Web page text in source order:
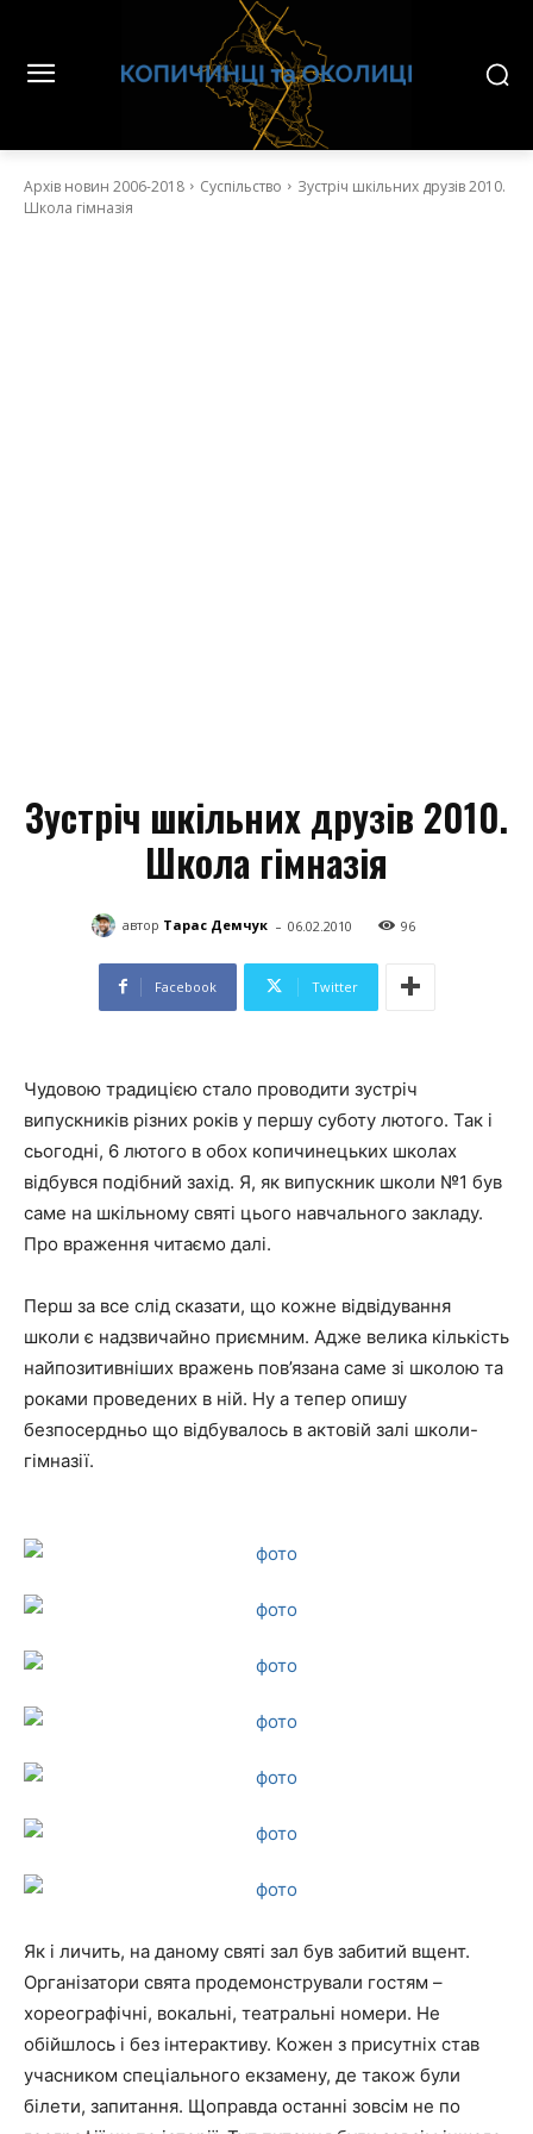
Архів новин 2006-2018 Суспільство
Зустріч шкільних друзів 2010.
Школа гімназія
Зустріч шкільних друзів 2010.
Школа гімназія
автор Тарас Демчук - 06.02.2010 96
Facebook Twitter
Чудовою традицією стало проводити зустріч
випускників різних років у першу суботу лютого. Так і
сьогодні, 6 лютого в обох копичинецьких школах
відбувся подібний захід. Я, як випускник школи №1 був
саме на шкільному святі цього навчального закладу.
Про враження читаємо далі.
Перш за все слід сказати, що кожне відвідування
школи є надзвичайно приємним. Адже велика кількість
найпозитивніших вражень пов’язана саме зі школою та
роками проведених в ній. Ну а тепер опишу
безпосердньо що відбувалось в актовій залі школи-
гімназії.
Як і личить, на даному святі зал був забитий вщент.
Організатори свята продемонстрували гостям –
хореографічні, вокальні, театральні номери. Не
обійшлось і без інтерактиву. Кожен з присутніх став
учасником спеціального екзамену, де також були
білети, запитання. Щоправда останні зовсім не по